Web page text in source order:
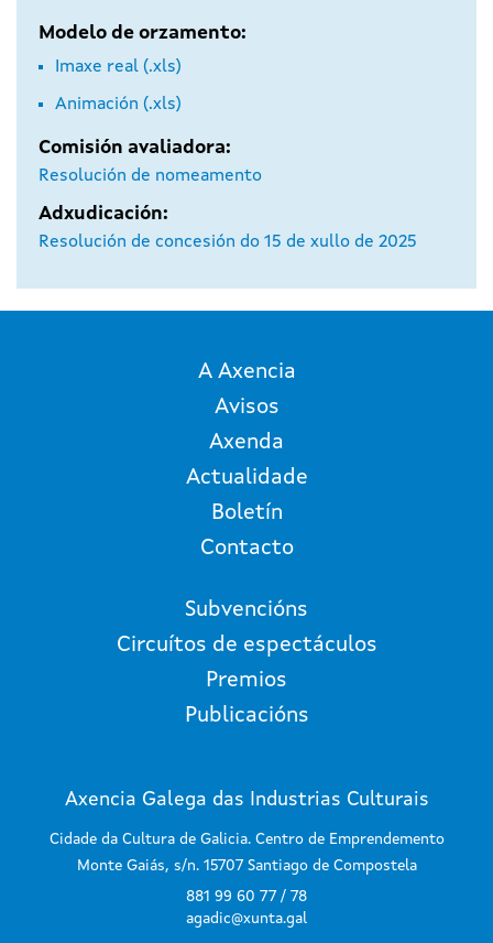
Modelo de orzamento:
Imaxe real (.xls)
Animación (.xls)
Comisión avaliadora:
Resolución de nomeamento
Adxudicación:
Resolución de concesión do 15 de xullo de 2025
A Axencia
Avisos
Axenda
Actualidade
Boletín
Contacto
Subvencións
Circuítos de espectáculos
Premios
Publicacións
Axencia Galega das Industrias Culturais
Cidade da Cultura de Galicia. Centro de Emprendemento
Monte Gaiás, s/n. 15707 Santiago de Compostela
881 99 60 77 / 78
agadic@xunta.gal